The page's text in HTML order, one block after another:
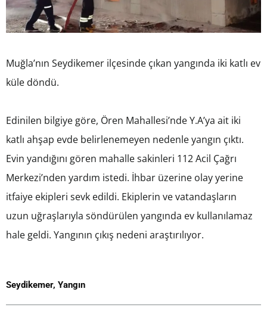
Muğla’nın Seydikemer ilçesinde çıkan yangında iki katlı ev
küle döndü.
Edinilen bilgiye göre, Ören Mahallesi’nde Y.A’ya ait iki
katlı ahşap evde belirlenemeyen nedenle yangın çıktı.
Evin yandığını gören mahalle sakinleri 112 Acil Çağrı
Merkezi’nden yardım istedi. İhbar üzerine olay yerine
itfaiye ekipleri sevk edildi. Ekiplerin ve vatandaşların
uzun uğraşlarıyla söndürülen yangında ev kullanılamaz
hale geldi. Yangının çıkış nedeni araştırılıyor.
Seydikemer, Yangın